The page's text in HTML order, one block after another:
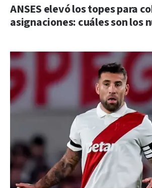
ANSES elevó los topes para
asignaciones: cuáles son los